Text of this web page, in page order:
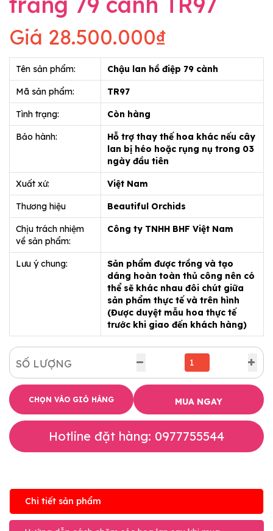
Giá 28.500.000₫
Tên sản phẩm: Chậu lan hồ điệp 79 cành
Mã sản phẩm: TR97
Tình trạng: Còn hàng
Bảo hành:
Hỗ trợ thay thế hoa khác nếu cây
lan bị héo hoặc rụng nụ trong 03
ngày đầu tiên
Xuất xứ: Việt Nam
Thương hiệu Beautiful Orchids
Chịu trách nhiệm
về sản phẩm:
Công ty TNHH BHF Việt Nam
Lưu ý chung:
Sản phẩm được trồng và tạo
dáng hoàn toàn thủ công nên có
thể sẽ khác nhau đôi chút giữa
sản phẩm thực tế và trên hình
(Được duyệt mẫu hoa thực tế
trước khi giao đến khách hàng)
SỐ LƯỢNG
CHỌN VÀO GIỎ HÀNG MUA NGAY
Hotline đặt hàng: 0977755544
Chi tiết sản phẩm